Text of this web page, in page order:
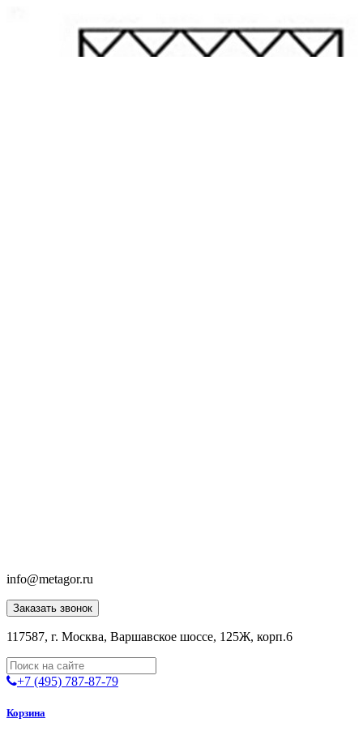
info@metagor.ru
Заказать звонок
117587, г. Москва, Варшавское шоссе, 125Ж, корп.6
+7 (495) 787-87-79
Корзина